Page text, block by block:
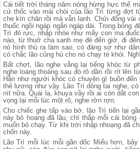
Cái tiết trời tháng năm nóng hừng hực thế
cứ thốc vào mái chòi của lão Trì từng đợt
che kín chân rồi mà vẫn lạnh. Chửi đổng vài
thuốc ngồi ngáp ngắn ngáp dài. Trong bóng
Trì đỏ rực, nhập nhòe như mấy con ma
nào, từ thuở cha sanh mẹ đẻ đến giờ, đi
nó hình thù ra làm sao, có đáng sợ như
có chắc lão cũng hù cho nó chạy té khói.
Bất chợt, lão nghe vẳng lại tiếng khóc từ
nghe loáng thoáng sau đó rõ dần rồi rít lên
Hẳn như người khóc có chuyện gì buồn
thê lương như vậy. Lão Trì dỏng tai nghe,
nít nữa. Quái lạ, khuya vầy rồi ai còn dắt
vọng lại mỗi lúc một rõ, nghe rờn rợn.
Cho chiếc ghe tấp vào bờ, lão Trì tiến lại
này bỏ hoang đã lâu, chỉ thắp mỗi cái
muốn bỏ chạy. Từ khi trời nhập nhoạng đã
chốn này.
Lão Trì mỗi lúc mỗi gần dốc Miếu hơn,